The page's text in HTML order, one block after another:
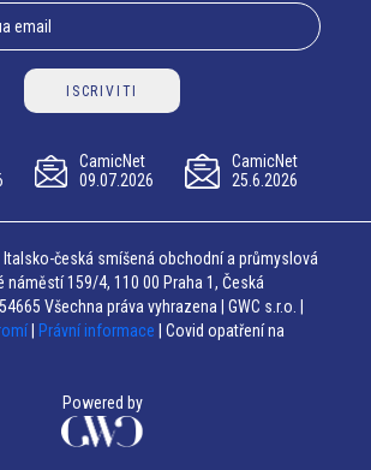
ISCRIVITI
CamicNet
09.07.2026
CamicNet
25.6.2026
Italsko-česká smíšená obchodní a průmyslová
náměstí 159/4, 110 00 Praha 1, Česká
Všechna práva vyhrazena | GWC s.r.o. |
Právní informace | Covid opatření na
Powered by